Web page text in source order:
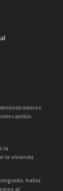
la
la vivienda
habla
al